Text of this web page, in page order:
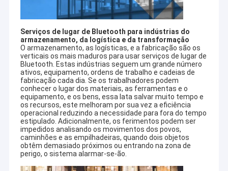
Serviços de lugar de Bluetooth para indústrias do
armazenamento, da logística e da transformação
O armazenamento, as logísticas, e a fabricação são os
verticais os mais maduros para usar serviços de lugar de
Bluetooth. Estas indústrias seguem um grande número
ativos, equipamento, ordens de trabalho e cadeias de
fabricação cada dia. Se os trabalhadores podem
conhecer o lugar dos materiais, as ferramentas e o
equipamento, e os bens, essa lata salvar muito tempo e
os recursos, este melhoram por sua vez a eficiência
operacional reduzindo a necessidade para fora do tempo
estipulado. Adicionalmente, os ferimentos podem ser
impedidos analisando os movimentos dos povos,
caminhões e as empilhadeiras, quando dois objetos
obtêm demasiado próximos ou entrando na zona de
perigo, o sistema alarmar-se-ão.